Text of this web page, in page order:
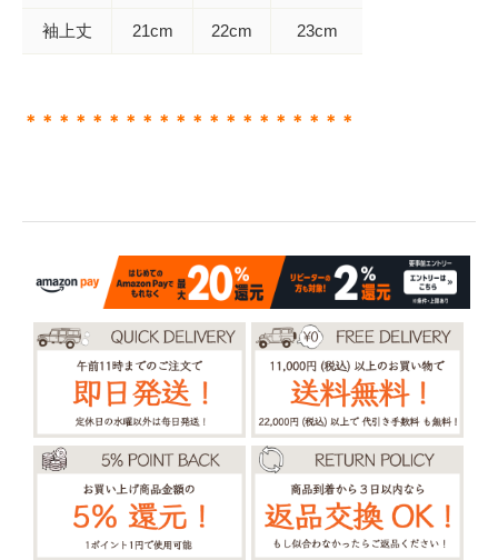
袖上丈 21cm 22cm 23cm
＊＊＊＊＊＊＊＊＊＊＊＊＊＊＊＊＊＊＊＊